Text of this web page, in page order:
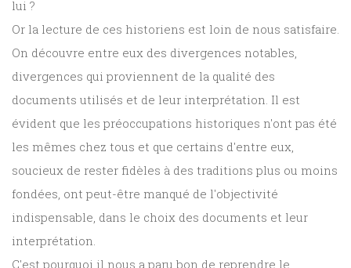
lui ?
Or la lecture de ces historiens est loin de nous satisfaire.
On découvre entre eux des divergences notables,
divergences qui proviennent de la qualité des
documents utilisés et de leur interprétation. Il est
évident que les préoccupations historiques n'ont pas été
les mêmes chez tous et que certains d'entre eux,
soucieux de rester fidèles à des traditions plus ou moins
fondées, ont peut-être manqué de l'objectivité
indispensable, dans le choix des documents et leur
interprétation.
C'est pourquoi il nous a paru bon de reprendre le